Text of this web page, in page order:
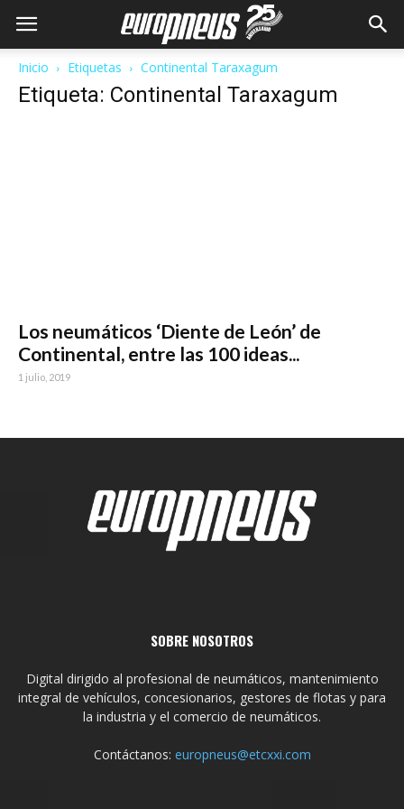
Inicio Etiquetas Continental Taraxagum
Etiqueta: Continental Taraxagum
Los neumáticos ‘Diente de León’ de
Continental, entre las 100 ideas...
1 julio, 2019
SOBRE NOSOTROS
Digital dirigido al profesional de neumáticos, mantenimiento
integral de vehículos, concesionarios, gestores de flotas y para
la industria y el comercio de neumáticos.
Contáctanos: europneus@etcxxi.com